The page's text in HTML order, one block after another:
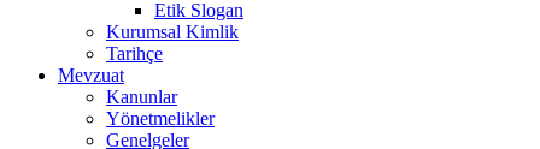
Etik Slogan
Kurumsal Kimlik
Tarihçe
Mevzuat
Kanunlar
Yönetmelikler
Genelgeler